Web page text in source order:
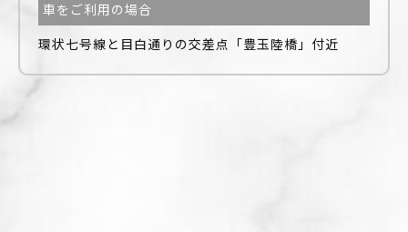
車をご利用の場合
環状七号線と目白通りの交差点「豊玉陸橋」付近